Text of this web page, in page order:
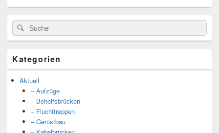
Suche
nach:
Suche
Kategorien
Aktuell
– Aufzüge
– Behelfsbrücken
– Fluchttreppen
– Gerüstbau